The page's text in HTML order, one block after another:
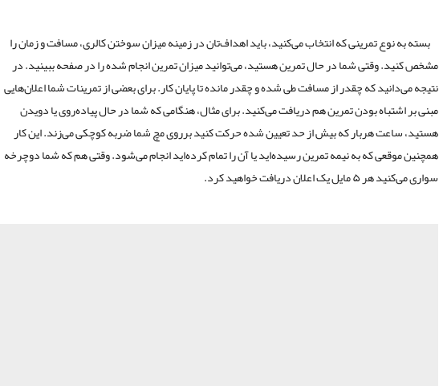
بسته به نوع تمرینی که انتخاب می‌کنید، باید اهداف‌تان در زمینه میزان سوختن کالری، مسافت و زمان را
مشخص کنید. وقتی شما در حال تمرین هستید، می‌توانید میزان تمرین انجام شده را در صفحه ببینید. در
نتیجه می‌دانید که چقدر از مسافت طی شده و چقدر مانده تا پایان کار. برای بعضی از تمرینات شما اعلان‌هایی
مبنی بر اشتباه بودن تمرین هم دریافت می‌کنید. برای مثال، هنگامی که شما در حال پیاده‌روی یا دویدن
هستید، ساعت هربار که بیش از حد تعیین شده حرکت کنید برروی مچ شما ضربه کوچکی می‌زند. این کار
همچنین موقعی که به نیمه تمرین رسیده‌اید یا آن را تمام کرده‌اید انجام می‌شود. وقتی هم که شما دوچرخه
سواری می‌کنید هر ۵ مایل یک اعلان دریافت خواهید کرد.